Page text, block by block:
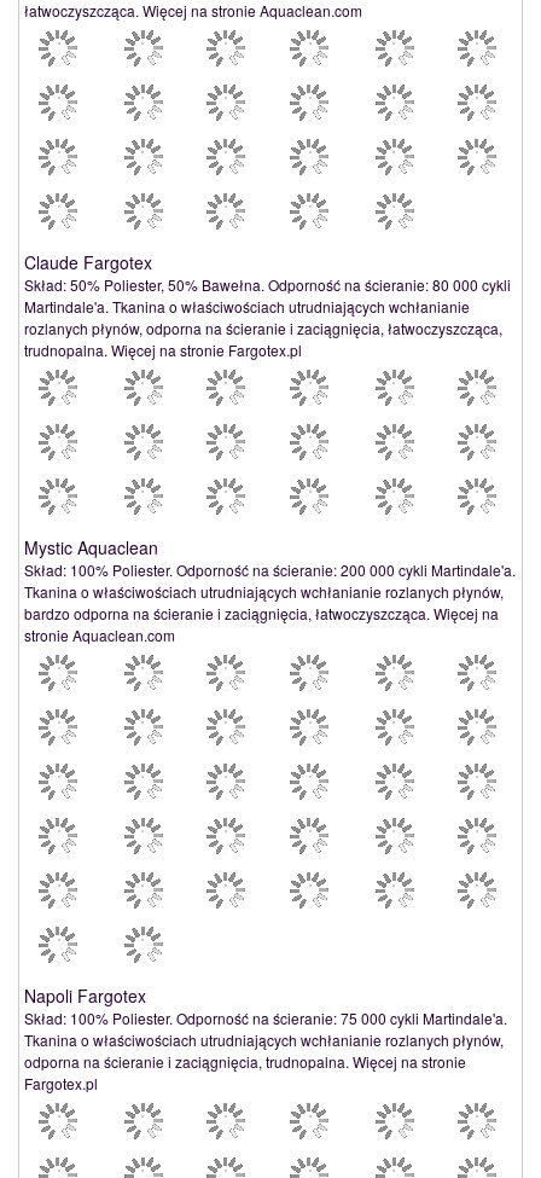
łatwoczyszcząca. Więcej na stronie Aquaclean.com
Claude Fargotex
Skład: 50% Poliester, 50% Bawełna. Odporność na ścieranie: 80 000 cykli
Martindale'a. Tkanina o właściwościach utrudniających wchłanianie
rozlanych płynów, odporna na ścieranie i zaciągnięcia, łatwoczyszcząca,
trudnopalna. Więcej na stronie Fargotex.pl
Mystic Aquaclean
Skład: 100% Poliester. Odporność na ścieranie: 200 000 cykli Martindale'a.
Tkanina o właściwościach utrudniających wchłanianie rozlanych płynów,
bardzo odporna na ścieranie i zaciągnięcia, łatwoczyszcząca. Więcej na
stronie Aquaclean.com
Napoli Fargotex
Skład: 100% Poliester. Odporność na ścieranie: 75 000 cykli Martindale'a.
Tkanina o właściwościach utrudniających wchłanianie rozlanych płynów,
odporna na ścieranie i zaciągnięcia, trudnopalna. Więcej na stronie
Fargotex.pl